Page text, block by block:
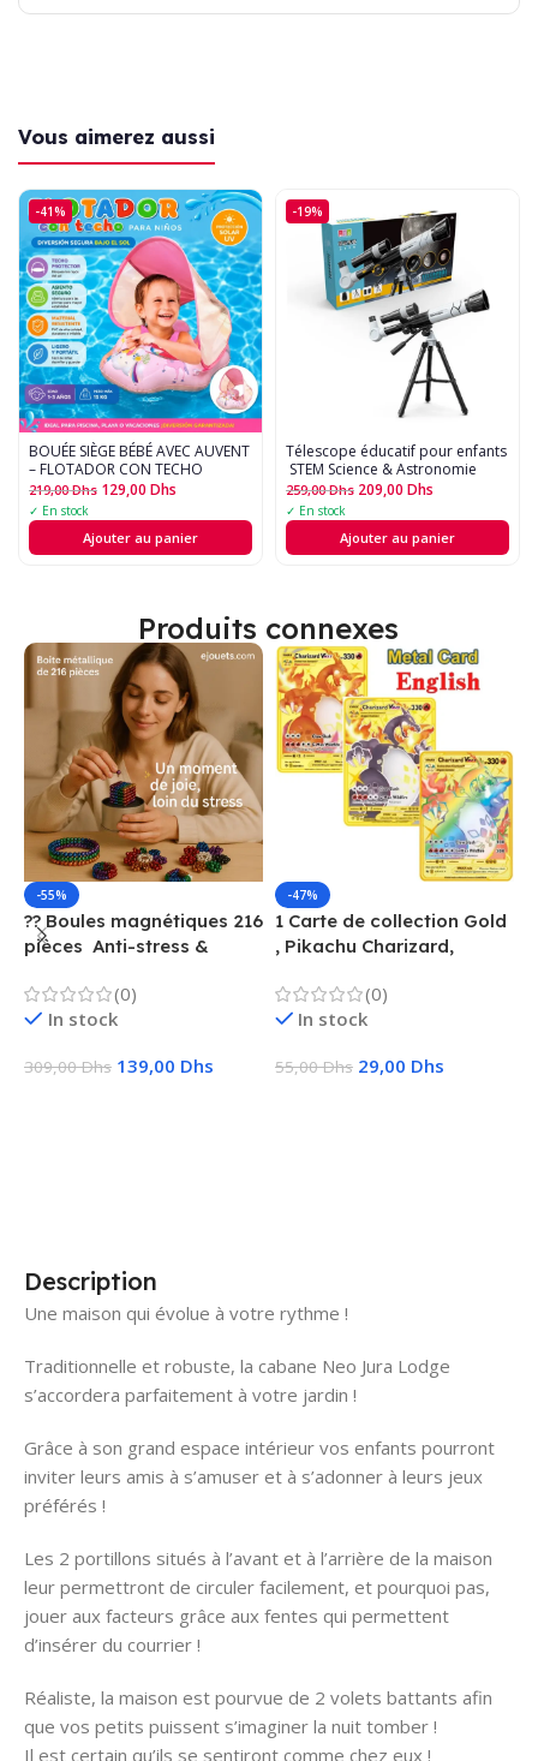
Vous aimerez aussi
-41%
BOUÉE SIÈGE BÉBÉ AVEC AUVENT
– FLOTADOR CON TECHO
219,00Dhs 129,00 Dhs
✓ En stock
Ajouter au panier
-19%
Télescope éducatif pour enfants
 STEM Science & Astronomie
259,00Dhs 209,00 Dhs
✓ En stock
Ajouter au panier
Produits connexes
-55%
?? Boules magnétiques 216
pièces  Anti-stress &
(0)
In stock
309,00Dhs 139,00 Dhs
-47%
1 Carte de collection Gold
, Pikachu Charizard,
(0)
In stock
55,00Dhs 29,00 Dhs
Description
Une maison qui évolue à votre rythme !
Traditionnelle et robuste, la cabane Neo Jura Lodge
s’accordera parfaitement à votre jardin !
Grâce à son grand espace intérieur vos enfants pourront
inviter leurs amis à s’amuser et à s’adonner à leurs jeux
préférés !
Les 2 portillons situés à l’avant et à l’arrière de la maison
leur permettront de circuler facilement, et pourquoi pas,
jouer aux facteurs grâce aux fentes qui permettent
d’insérer du courrier !
Réaliste, la maison est pourvue de 2 volets battants afin
que vos petits puissent s’imaginer la nuit tomber !
Il est certain qu’ils se sentiront comme chez eux !